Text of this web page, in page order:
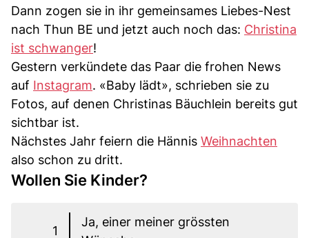
Dann zogen sie in ihr gemeinsames Liebes-Nest
nach Thun BE und jetzt auch noch das: Christina
ist schwanger!
Gestern verkündete das Paar die frohen News
auf Instagram. «Baby lädt», schrieben sie zu
Fotos, auf denen Christinas Bäuchlein bereits gut
sichtbar ist.
Nächstes Jahr feiern die Hännis Weihnachten
also schon zu dritt.
Wollen Sie Kinder?
1
Ja, einer meiner grössten